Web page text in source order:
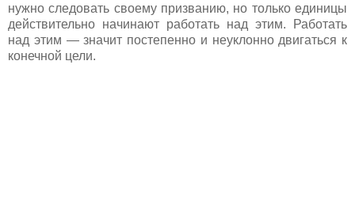
нужно следовать своему призванию, но только единицы
действительно начинают работать над этим. Работать
над этим — значит постепенно и неуклонно двигаться к
конечной цели.